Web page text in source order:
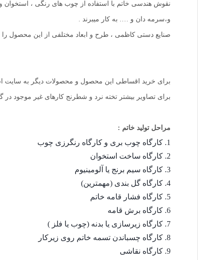
نقوش هندسی خاتم با استفاده از چوب های رنگی ، استخوان
و،سرمه دان و …. به کار میبرند .
صنایع دستی کاظمی ، طرح و ابعاد مختلفی از این محصول را
برای خرید اقساطی این محصول و محصولات دیگر به سایت
برای تصاویر بیشتر تخته نرد و شطرنج کارهای غیر موجود در
مراحل تولید خاتم :
کارگاه چوب بری و کارگاه رنگرزی چوب
کارگاه ساخت استخوان
کارگاه سیم برنج یا آلومینیوم
کارگاه گل بندی (مهمترین)
کارگاه فشار قامه خاتم
کارگاه برش قامه
کارگاه زیرسازی یا بدنه (چوب یا فلز )
کارگاه چسباندن تسمه خاتم روی زیرکار
کارگاه نقاشی